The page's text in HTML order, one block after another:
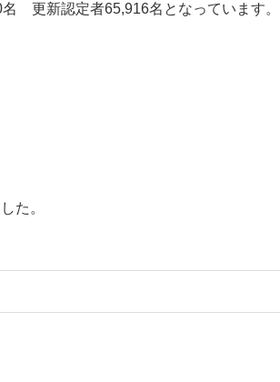
更新認定者65,916名となっています
た。